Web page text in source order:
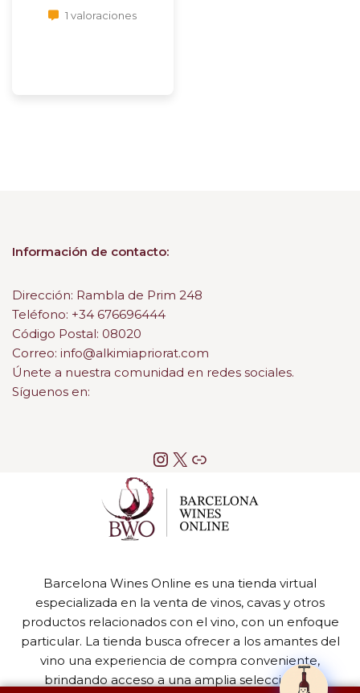
1 valoraciones
Información de contacto:
Dirección: Rambla de Prim 248
Teléfono: +34 676696444
Código Postal: 08020
Correo: info@alkimiapriorat.com
Únete a nuestra comunidad en redes sociales.
Síguenos en:
Barcelona Wines Online es una tienda virtual
especializada en la venta de vinos, cavas y otros
productos relacionados con el vino, con un enfoque
particular. La tienda busca ofrecer a los amantes del
vino una experiencia de compra conveniente,
brindando acceso a una amplia selección de